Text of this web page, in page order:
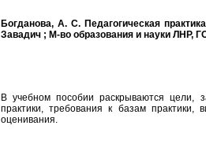
Богданова, А. С. Педагогическая
Завадич ; М-во образования и науки ЛНР,
В учебном пособии раскрываются цели,
практики, требования к базам
оценивания.